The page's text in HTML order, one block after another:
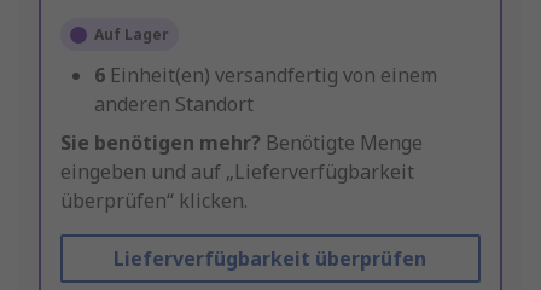
Auf Lager
6 Einheit(en) versandfertig von einem
anderen Standort
Sie benötigen mehr? Benötigte Menge
eingeben und auf „Lieferverfügbarkeit
überprüfen“ klicken.
Lieferverfügbarkeit überprüfen